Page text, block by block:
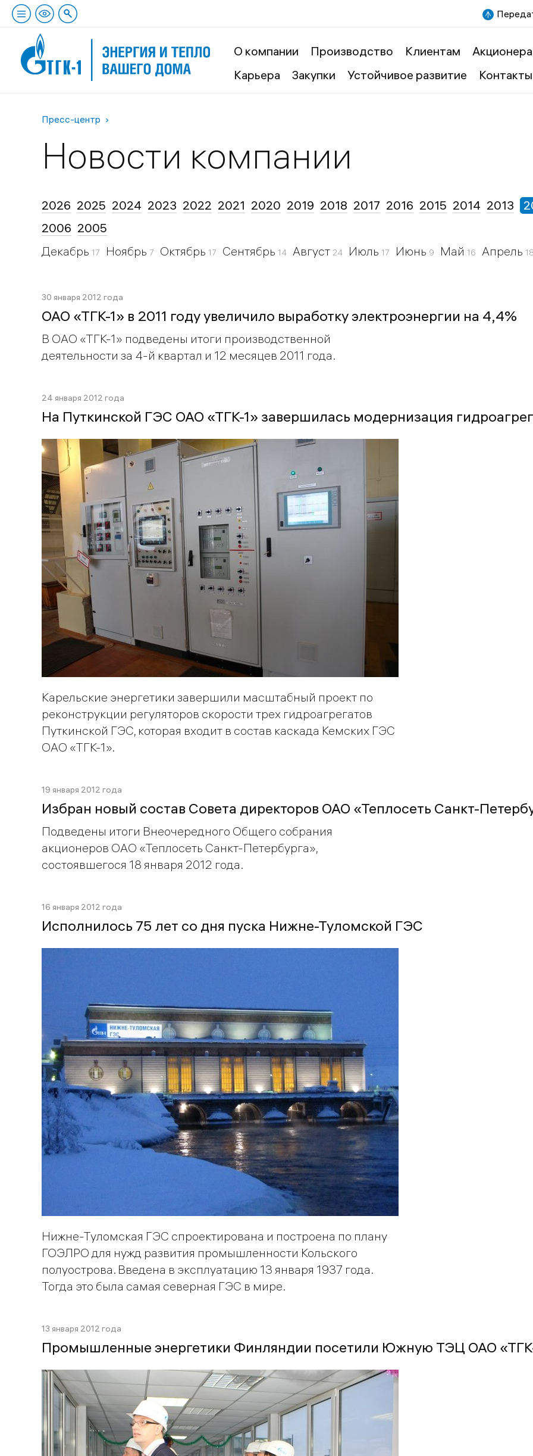
О компании Производство Клиентам
Карьера
Закупки Устойчивое развитие Контакты
Пресс-центр
Новости компании
2026 2025 2024 2023 2022 2021 2020 2019 2018 2017 2016 2015 2014 2013
Декабрь 17 Ноябрь 7 Октябрь 17 Сентябрь 14 Август 24 Июль 17 Июнь 9 Май 16 Апрель
2006 2005
30 января 2012 года
ОАО «ТГК-1» в 2011 году увеличило выработку электроэнергии на 4,4%
В ОАО «ТГК-1» подведены итоги производственной
деятельности за 4-й квартал и 12 месяцев 2011 года.
24 января 2012 года
На Путкинской ГЭС ОАО «ТГК-1» завершилась модернизация
Карельские энергетики завершили масштабный проект по
реконструкции регуляторов скорости трех гидроагрегатов
Путкинской ГЭС, которая входит в состав каскада Кемских ГЭС
ОАО «ТГК-1».
19 января 2012 года
Избран новый состав Совета директоров ОАО «Теплосеть Санкт-
Подведены итоги Внеочередного Общего собрания
акционеров ОАО «Теплосеть Санкт-Петербурга»,
состоявшегося 18 января 2012 года.
16 января 2012 года
Исполнилось 75 лет со дня пуска Нижне-Туломской ГЭС
Нижне-Туломская ГЭС спроектирована и построена по плану
ГОЭЛРО для нужд развития промышленности Кольского
полуострова. Введена в эксплуатацию 13 января 1937 года.
Тогда это была самая северная ГЭС в мире.
13 января 2012 года
Промышленные энергетики Финляндии посетили Южную ТЭЦ ОАО